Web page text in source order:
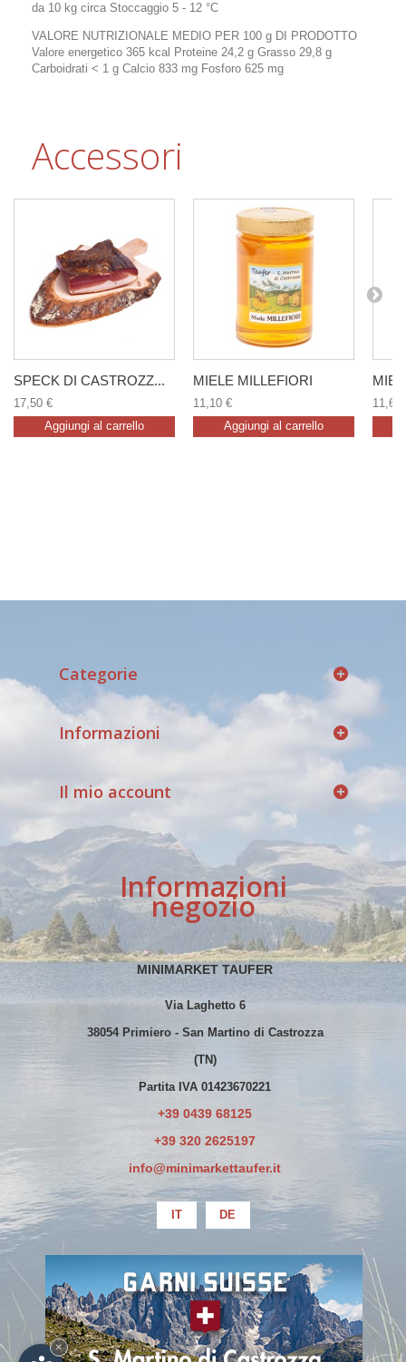
da 10 kg circa Stoccaggio 5 - 12 °C
VALORE NUTRIZIONALE MEDIO PER 100 g DI PRODOTTO
Valore energetico 365 kcal Proteine 24,2 g Grasso 29,8 g
Carboidrati < 1 g Calcio 833 mg Fosforo 625 mg
Accessori
SPECK DI CASTROZZ...
17,50 €
Aggiungi al carrello
MIELE MILLEFIORI
11,10 €
Aggiungi al carrello
11,60
Categorie
Informazioni
Il mio account
Informazioni
negozio
MINIMARKET TAUFER
Via Laghetto 6
38054 Primiero - San Martino di Castrozza
(TN)
Partita IVA 01423670221
+39 0439 68125
+39 320 2625197
info@minimarkettaufer.it
IT DE
di erogazioni già oggetto di pubblicazione
sul Registro Nazionale degli Aiuti di Stato
×